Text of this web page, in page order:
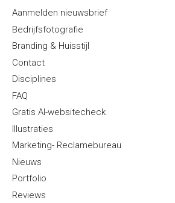
Aanmelden nieuwsbrief
Bedrijfsfotografie
Branding & Huisstijl
Contact
Disciplines
FAQ
Gratis AI-websitecheck
Illustraties
Marketing- Reclamebureau
Nieuws
Portfolio
Reviews